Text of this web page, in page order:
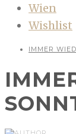
Wien
Wishlist
IMMER